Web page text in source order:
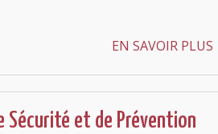
EN SAVOIR PLUS
Sécurité et de Prévention